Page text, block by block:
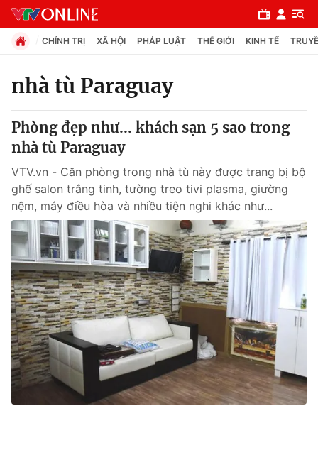
Chuyên mục
Chính trị
Xã hội
Pháp luật
Y tế
Thế giới
Tin tức
Thế giới đó đây
Câu chuyện quốc tế
Kinh tế
Tài chính
Thị trường
Góc doanh nghiệp
Dữ liệu và đời sống
Truyền hình
CHÍNH TRỊ XÃ HỘI PHÁP LUẬT THẾ GIỚI KINH TẾ
nhà tù Paraguay
Phòng đẹp như... khách sạn 5 sao trong
nhà tù Paraguay
VTV.vn - Căn phòng trong nhà tù này được trang bị bộ
ghế salon trắng tinh, tường treo tivi plasma, giường
nệm, máy điều hòa và nhiều tiện nghi khác như...